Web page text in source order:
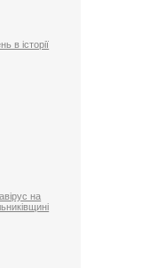
в історії
на